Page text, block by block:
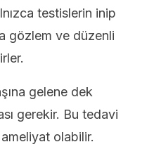
testislerin inip
gözlem ve düzenli
gelene dek
gerekir. Bu tedavi
olabilir.